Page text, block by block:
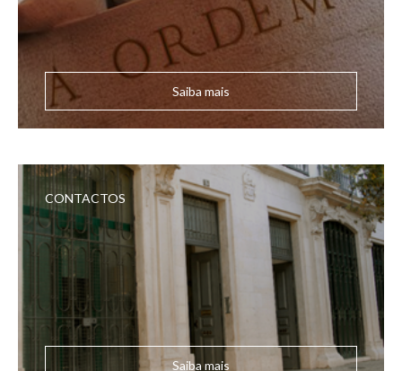
Saiba mais
CONTACTOS
Saiba mais